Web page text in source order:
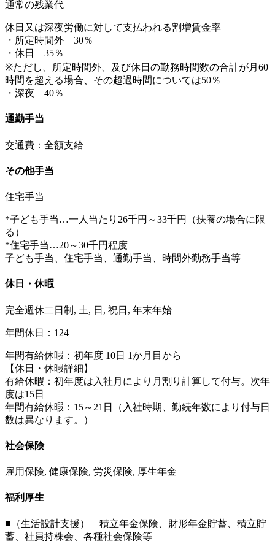
通常の残業代
休日又は深夜労働に対して支払われる割増賃金率
・所定時間外 30％
・休日 35％
※ただし、所定時間外、及び休日の勤務時間数の合計が月60
時間を超える場合、その超過時間については50％
・深夜 40％
通勤手当
交通費：全額支給
その他手当
住宅手当
*子ども手当…一人当たり26千円～33千円（扶養の場合に限
る）
*住宅手当…20～30千円程度
子ども手当、住宅手当、通勤手当、時間外勤務手当等
休日・休暇
完全週休二日制, 土, 日, 祝日, 年末年始
年間休日：124
年間有給休暇：初年度 10日 1か月目から
【休日・休暇詳細】
有給休暇：初年度は入社月により月割り計算して付与。次年
度は15日
年間有給休暇：15～21日（入社時期、勤続年数により付与日
数は異なります。）
社会保険
雇用保険, 健康保険, 労災保険, 厚生年金
福利厚生
■（生活設計支援） 積立年金保険、財形年金貯蓄、積立貯
蓄、社員持株会、各種社会保険等